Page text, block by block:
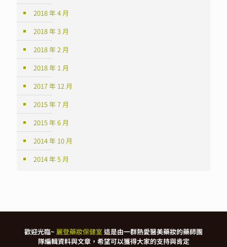
2018 年 4 月
2018 年 3 月
2018 年 2 月
2018 年 1 月
2017 年 12 月
2015 年 7 月
2015 年 6 月
2014 年 10 月
2014 年 5 月
歡迎光臨~ 麗登藥妝保健室這是由一群熱愛醫美藥妝的藥師團
隊編輯資料與文章，希望可以獲得大家的支持與肯定